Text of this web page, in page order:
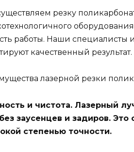
резку
работы. Наши специалисты
качественный результат.
лазерной резки
и чистота. Лазерный
заусенцев и задиров.
степенью точности.